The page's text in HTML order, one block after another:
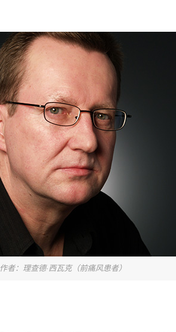
作者：理查德·西瓦克（前痛风患者）